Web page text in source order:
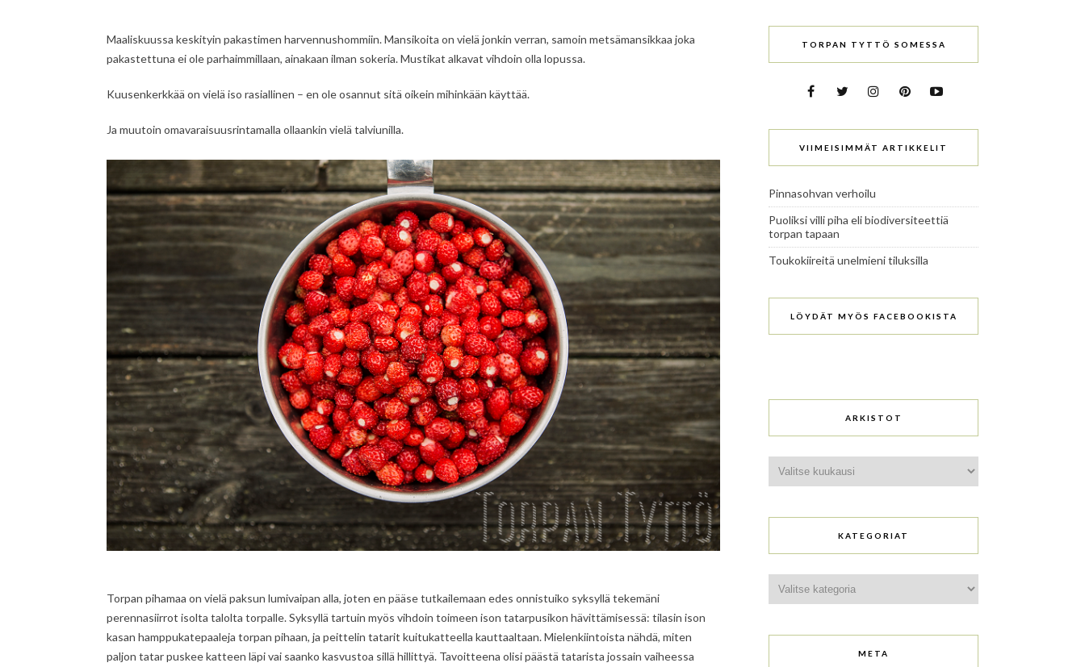
Maaliskuussa keskityin pakastimen harvennushommiin. Mansikoita on vielä jonkin verran, samoin metsämansikkaa joka
pakastettuna ei ole parhaimmillaan, ainakaan ilman sokeria. Mustikat alkavat vihdoin olla lopussa.
Kuusenkerkkää on vielä iso rasiallinen – en ole osannut sitä oikein mihinkään käyttää.
Ja muutoin omavaraisuusrintamalla ollaankin vielä talviunilla.
Torpan pihamaa on vielä paksun lumivaipan alla, joten en pääse tutkailemaan edes onnistuiko syksyllä tekemäni
perennasiirrot isolta talolta torpalle. Syksyllä tartuin myös vihdoin toimeen ison tatarpusikon hävittämisessä: tilasin ison
kasan hamppukatepaaleja torpan pihaan, ja peittelin tatarit kuitukatteella kauttaaltaan. Mielenkiintoista nähdä, miten
paljon tatar puskee katteen läpi vai saanko kasvustoa sillä hillittyä. Tavoitteena olisi päästä tatarista jossain vaiheessa
TORPAN TYTTÖ SOMESSA
VIIMEISIMMÄT ARTIKKELIT
Pinnasohvan verhoilu
Puoliksi villi piha eli biodiversiteettiä
torpan tapaan
Toukokiireitä unelmieni tiluksilla
LÖYDÄT MYÖS FACEBOOKISTA
ARKISTOT
KATEGORIAT
META